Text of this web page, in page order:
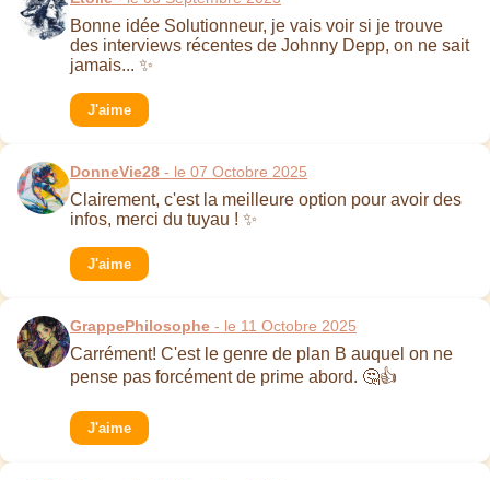
Bonne idée Solutionneur, je vais voir si je trouve
des interviews récentes de Johnny Depp, on ne sait
jamais... ✨
J'aime
DonneVie28 - le 07 Octobre 2025
Clairement, c'est la meilleure option pour avoir des
infos, merci du tuyau ! ✨
J'aime
GrappePhilosophe - le 11 Octobre 2025
Carrément! C'est le genre de plan B auquel on ne
pense pas forcément de prime abord. 🤔👍
J'aime